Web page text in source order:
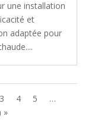
une installation
et
adaptée pour
3 4 5
…
»